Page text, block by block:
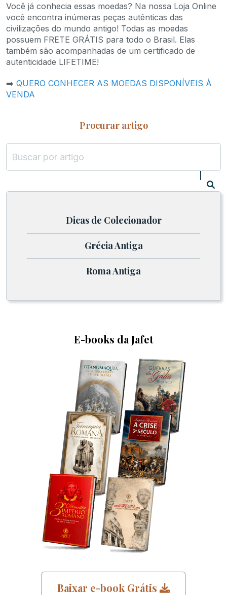
Você já conhecia essas moedas? Na nossa Loja Online
você encontra inúmeras peças autênticas das
civilizações do mundo antigo! Todas as moedas
possuem FRETE GRÁTIS para todo o Brasil. Elas
também são acompanhadas de um certificado de
autenticidade LIFETIME!
➡️ QUERO CONHECER AS MOEDAS DISPONÍVEIS À
VENDA
Procurar artigo
Dicas de Colecionador
Grécia Antiga
Roma Antiga
E-books da Jafet
Baixar e-book Grátis